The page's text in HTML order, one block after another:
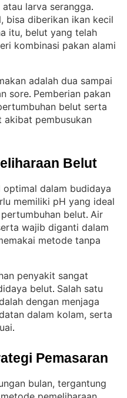
larva serangga
bisa diberikan ikan kecil
itu, belut yang telah
kombinasi pakan alami
adalah dua sampai
sore. Pemberian pakan
belut serta
akibat pembusukan
Belut
optimal dalam budidaya
memiliki pH yang ideal
belut. Air
wajib diganti dalam
metode tanpa
penyakit sangat
belut. Salah satu
dengan menjaga
dalam kolam, serta
.
Pemasaran
bulan, tergantung